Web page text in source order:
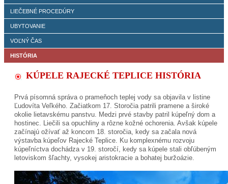
LIEČEBNÉ PROCEDÚRY
UBYTOVANIE
VOĽNÝ ČAS
HISTÓRIA
KÚPELE RAJECKÉ TEPLICE HISTÓRIA
Prvá písomná správa o prameňoch teplej vody sa objavila v listine
Ľudovíta Veľkého. Začiatkom 17. Storočia patrili pramene a široké
okolie lietavskému panstvu. Medzi prvé stavby patril kúpeľný dom a
hostinec. Liečili sa opuchliny a rôzne kožné ochorenia. Avšak kúpele
začínajú ožívať až koncom 18. storočia, kedy sa začala nová
výstavba kúpeľov Rajecké Teplice. Ku komplexnému rozvoju
kúpeľníctva dochádza v 19. storočí, kedy sa kúpele stali obľúbeným
letoviskom šľachty, vysokej aristokracie a bohatej buržoázie.